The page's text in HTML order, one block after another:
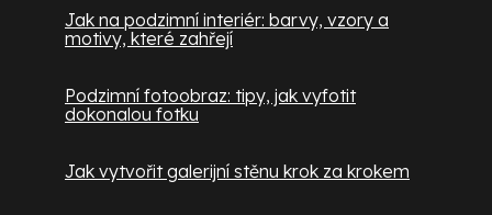
Jak na podzimní interiér: barvy, vzory a
motivy, které zahřejí
Podzimní fotoobraz: tipy, jak vyfotit
dokonalou fotku
Jak vytvořit galerijní stěnu krok za krokem